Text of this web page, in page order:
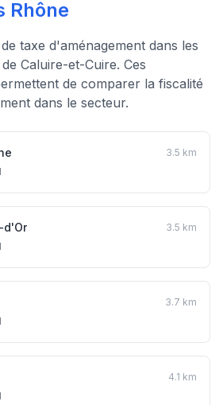
Rhône
taxe d'aménagement dans les
Caluire-et-Cuire. Ces
de comparer la fiscalité
dans le secteur.
3.5 km
d'Or
3.5 km
3.7 km
4.1 km